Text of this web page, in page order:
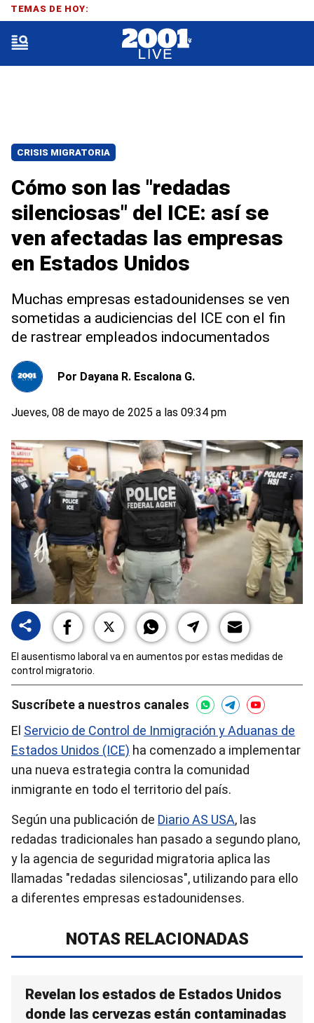
CRISIS MIGRATORIA
Cómo son las "redadas
silenciosas" del ICE: así se
ven afectadas las empresas
en Estados Unidos
Muchas empresas estadounidenses se ven
sometidas a audiciencias del ICE con el fin
de rastrear empleados indocumentados
Por Dayana R. Escalona G.
Jueves, 08 de mayo de 2025 a las 09:34 pm
El ausentismo laboral va en aumentos por estas medidas de
control migratorio.
Suscríbete a nuestros canales
El Servicio de Control de Inmigración y Aduanas de
Estados Unidos (ICE) ha comenzado a implementar
una nueva estrategia contra la comunidad
inmigrante en todo el territorio del país.
Según una publicación de Diario AS USA, las
redadas tradicionales han pasado a segundo plano,
y la agencia de seguridad migratoria aplica las
llamadas "redadas silenciosas", utilizando para ello
a diferentes empresas estadounidenses.
NOTAS RELACIONADAS
Revelan los estados de Estados Unidos
donde las cervezas están contaminadas
TEMAS DE HOY: